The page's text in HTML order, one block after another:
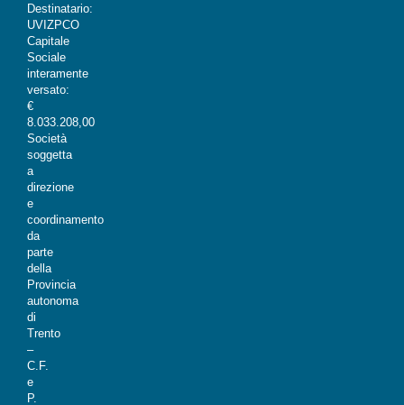
Destinatario:
UVIZPCO
Capitale
Sociale
interamente
versato:
€
8.033.208,00
Società
soggetta
a
direzione
e
coordinamento
da
parte
della
Provincia
autonoma
di
Trento
–
C.F.
e
P.